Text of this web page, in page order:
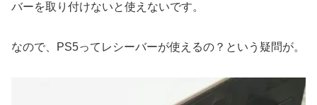
バーを取り付けないと使えないです。
なので、PS5ってレシーバーが使えるの？という疑問が。